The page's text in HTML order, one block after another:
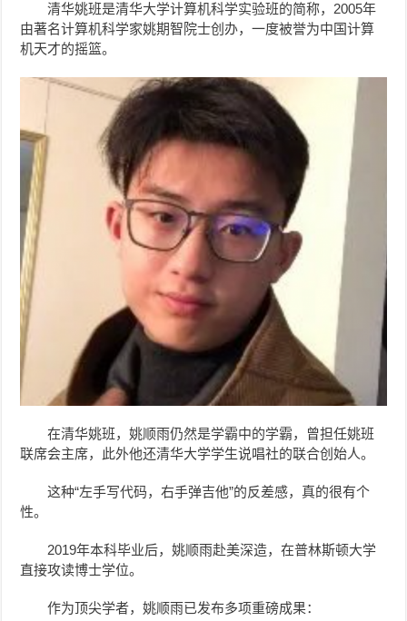
清华姚班是清华大学计算机科学实验班的简称，2005年
由著名计算机科学家姚期智院士创办，一度被誉为中国计算
机天才的摇篮。
在清华姚班，姚顺雨仍然是学霸中的学霸，曾担任姚班
联席会主席，此外他还清华大学学生说唱社的联合创始人。
这种“左手写代码，右手弹吉他”的反差感，真的很有个
性。
2019年本科毕业后，姚顺雨赴美深造，在普林斯顿大学
直接攻读博士学位。
作为顶尖学者，姚顺雨已发布多项重磅成果：